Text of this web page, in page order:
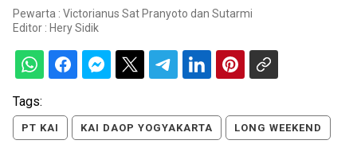
Pewarta : Victorianus Sat Pranyoto dan Sutarmi
Editor : Hery Sidik
Tags:
PT KAI KAI DAOP YOGYAKARTA LONG WEEKEND